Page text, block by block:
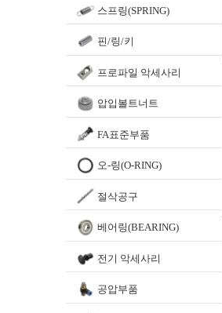
스프링(SPRING)
핀/링/키
프로파일 악세사리
압입볼트너트
FA표준부품
오-링(O-RING)
절삭공구
베어링(BEARING)
전기 악세사리
공압부품